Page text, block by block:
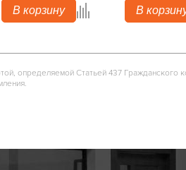
В корзину
В
определяемой Статьей 437